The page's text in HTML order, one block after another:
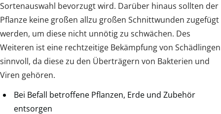
Sortenauswahl bevorzugt wird. Darüber hinaus sollten der
Pflanze keine großen allzu großen Schnittwunden zugefügt
werden, um diese nicht unnötig zu schwächen. Des
Weiteren ist eine rechtzeitige Bekämpfung von Schädlingen
sinnvoll, da diese zu den Überträgern von Bakterien und
Viren gehören.
Bei Befall betroffene Pflanzen, Erde und Zubehör
entsorgen